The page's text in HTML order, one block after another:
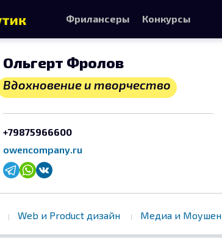
Ольгерт Фролов
Вдохновение и творчество
+79875966600
owencompany.ru
Web и Product дизайн Медиа и Моушен
Фрилансеры Конкурсы